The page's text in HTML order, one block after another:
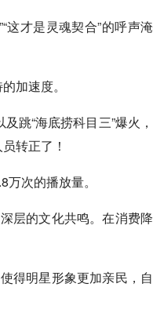
才是灵魂契合”的呼声淹
加速度。
跳“海底捞科目三”爆火，
转正了！
次的播放量。
层的文化共鸣。在消费降
得明星形象更加亲民，自